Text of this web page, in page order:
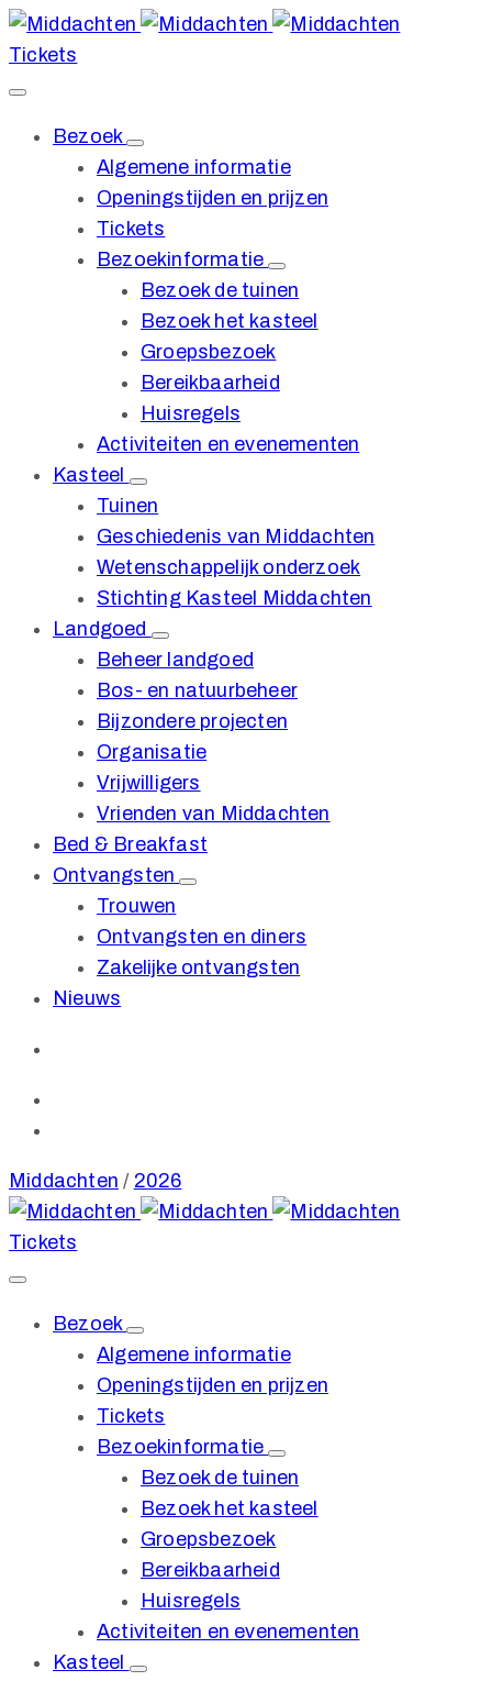
Tickets
Bezoek
Algemene informatie
Openingstijden en prijzen
Tickets
Bezoekinformatie
Bezoek de tuinen
Bezoek het kasteel
Groepsbezoek
Bereikbaarheid
Huisregels
Activiteiten en evenementen
Kasteel
Tuinen
Geschiedenis van Middachten
Wetenschappelijk onderzoek
Stichting Kasteel Middachten
Landgoed
Beheer landgoed
Bos- en natuurbeheer
Bijzondere projecten
Organisatie
Vrijwilligers
Vrienden van Middachten
Bed & Breakfast
Ontvangsten
Trouwen
Ontvangsten en diners
Zakelijke ontvangsten
Nieuws
Middachten / 2026
Tickets
Bezoek
Algemene informatie
Openingstijden en prijzen
Tickets
Bezoekinformatie
Bezoek de tuinen
Bezoek het kasteel
Groepsbezoek
Bereikbaarheid
Huisregels
Activiteiten en evenementen
Kasteel